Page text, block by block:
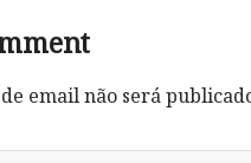
email não será